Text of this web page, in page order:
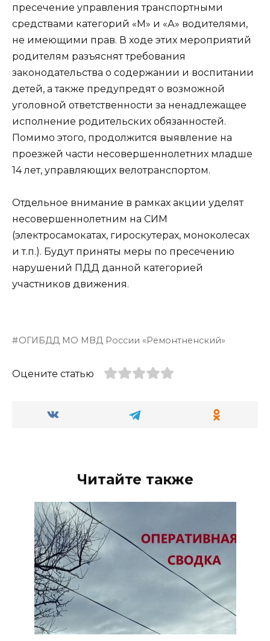
пресечение управления транспортными
средствами категорий «М» и «А» водителями,
не имеющими прав. В ходе этих мероприятий
родителям разъяснят требования
законодательства о содержании и воспитании
детей, а также предупредят о возможной
уголовной ответственности за ненадлежащее
исполнение родительских обязанностей.
Помимо этого, продолжится выявление на
проезжей части несовершеннолетних младше
14 лет, управляющих велотранспортом.
Отдельное внимание в рамках акции уделят
несовершеннолетним на СИМ
(электросамокатах, гироскутерах, моноколесах
и т.п.). Будут приняты меры по пресечению
нарушений ПДД данной категорией
участников движения.
ОГИБДД МО МВД России «Ремонтненский»
Оцените статью
Читайте также